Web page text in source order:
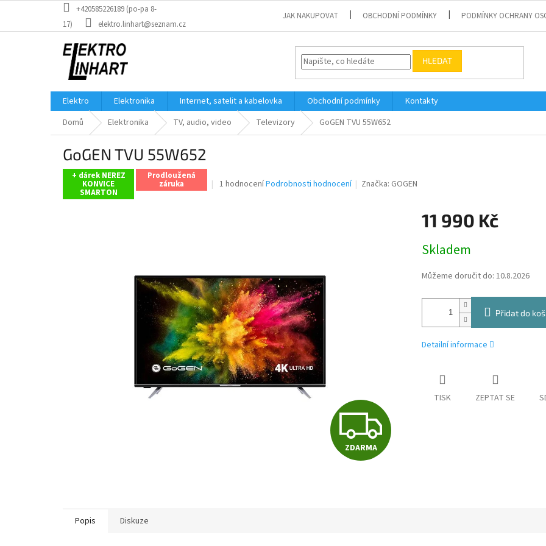
obsah
+420585226189 (po-pa 8-
17)
elektro.linhart@seznam.cz
JAK NAKUPOVAT OBCHODNÍ PODMÍNKY PODMÍNKY OCHRANY
HLEDAT
Elektro Elektronika Internet, satelit a kabelovka Obchodní podmínky
Kontakty
Domů
Elektronika TV, audio, video Televizory GoGEN TVU 55W652
GoGEN TVU 55W652
+ dárek NEREZ
KONVICE
SMARTON
Prodloužená
záruka
Průměrné
1 hodnoceníPodrobnosti hodnocení Značka: GOGEN
Z
D
ZDARMA
11 990 Kč
cena:
Skladem
Můžeme doručit do: 10.8.2026
Přidat do
Detailní informace
TISK ZEPTAT SE
Popis Diskuze